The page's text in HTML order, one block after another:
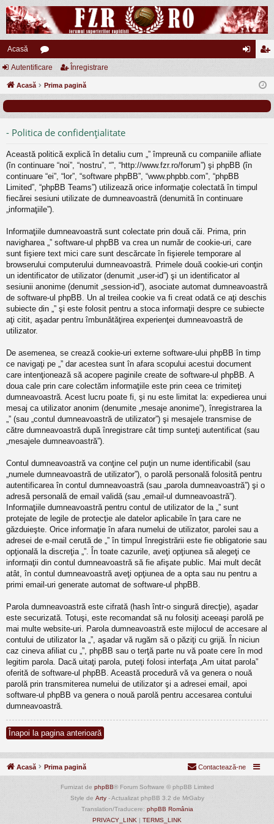
Acasă
or
u eg
Autentificare Înregistrare
Acasă Prima pagină
- Politica de confidenţialitate
Această politică explică în detaliu cum „” împreună cu companiile afliate
(în continuare “noi”, “nostru”, “”, “http://www.fzr.ro/forum”) şi phpBB (în
continuare “ei”, “lor”, “software phpBB”, “www.phpbb.com”, “phpBB
Limited”, “phpBB Teams”) utilizează orice informaţie colectată în timpul
fiecărei sesiuni utilizate de dumneavoastră (denumită în continuare
„informaţiile”).
Informaţiile dumneavoastră sunt colectate prin două căi. Prima, prin
navigharea „” software-ul phpBB va crea un număr de cookie-uri, care
sunt fişiere text mici care sunt descărcate în fişierele temporare al
browserului computerului dumneavoastră. Primele două cookie-uri conţin
un identificator de utilizator (denumit „user-id”) şi un identificator al
sesiunii anonime (denumit „session-id”), asociate automat dumneavoastră
de software-ul phpBB. Un al treilea cookie va fi creat odată ce aţi deschis
subiecte din „” şi este folosit pentru a stoca informaţii despre ce subiecte
aţi citit, aşadar pentru îmbunătăţirea experienţei dumneavoastră de
utilizator.
De asemenea, se crează cookie-uri externe software-ului phpBB în timp
ce navigaţi pe „” dar acestea sunt în afara scopului acestui document
care intenţionează să acopere paginile create de software-ul phpBB. A
doua cale prin care colectăm informaţiile este prin ceea ce trimiteţi
dumneavoastră. Acest lucru poate fi, şi nu este limitat la: expedierea unui
mesaj ca utilizator anonim (denumite „mesaje anonime”), înregistrarea la
„” (sau „contul dumneavoastră de utilizator”) şi mesajele transmise de
către dumneavoastră după înregistrare cât timp sunteţi autentificat (sau
„mesajele dumneavoastră”).
Contul dumneavoastră va conţine cel puţin un nume identificabil (sau
„numele dumneavoastră de utilizator”), o parolă personală folosită pentru
autentificarea în contul dumneavoastră (sau „parola dumneavoastră”) şi o
adresă personală de email validă (sau „email-ul dumneavoastră”).
Informaţiile dumneavoastră pentru contul de utilizator de la „” sunt
protejate de legile de protecţie ale datelor aplicabile în ţara care ne
găzduieşte. Orice informaţie în afara numelui de utilizator, parolei sau a
adresei de e-mail cerută de „” în timpul înregistrării este fie obligatorie sau
opţională la discreţia „”. În toate cazurile, aveţi opţiunea să alegeţi ce
informaţii din contul dumneavoastră să fie afişate public. Mai mult decât
atât, în contul dumneavoastră aveţi opţiunea de a opta sau nu pentru a
primi email-uri generate automat de software-ul phpBB.
Parola dumneavoastră este cifrată (hash într-o singură direcţie), aşadar
este securizată. Totuşi, este recomandat să nu folosiţi aceeaşi parolă pe
mai multe website-uri. Parola dumneavoastră este mijlocul de accesare al
contului de utilizator la „”, aşadar vă rugăm să o păziţi cu grijă. În niciun
caz cineva afiliat cu „”, phpBB sau o terţă parte nu vă poate cere în mod
legitim parola. Dacă uitaţi parola, puteţi folosi interfaţa „Am uitat parola”
oferită de software-ul phpBB. Această procedură vă va genera o nouă
parolă prin transmiterea numelui de utilizator şi a adresei email, apoi
software-ul phpBB va genera o nouă parolă pentru accesarea contului
dumneavoastră.
Înapoi la pagina anterioară
Acasă Prima pagină Contactează-ne
Furnizat de phpBB® Forum Software © phpBB Limited
Style de Arty- Actualizat phpBB 3.2 de MrGaby
Translation/Traducere: phpBB România
PRIVACY_LINK | TERMS_LINK